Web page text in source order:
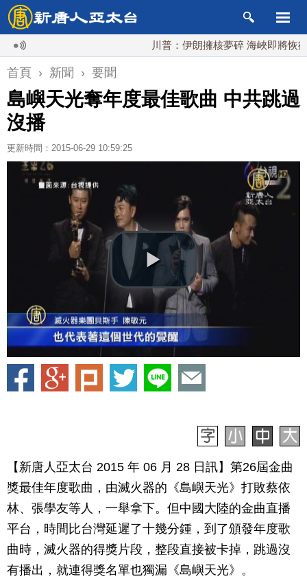
川普：伊朗擁核夢碎 海峽即將恢復通航
首頁 › 新聞 › 要聞
島嶼天光奪年度最佳歌曲 中共跳過
沒播
更新時間：2015-06-29 10:59:25
【新唐人亞太台 2015 年 06 月 28 日訊】第26屆金曲
獎最佳年度歌曲，由滅火器的《島嶼天光》打敗蔡依
林、張學友等人，一舉拿下。但中國大陸的金曲直播
平台，時間比台灣延遲了十幾分鍾，到了頒發年度歌
曲時，滅火器的得獎片段，整段直接被卡掉，跳過沒
有播出，就連得獎名單也獨漏《島嶼天光》。